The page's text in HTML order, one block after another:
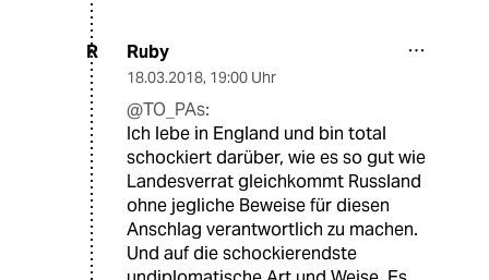
R Ruby
18.03.2018, 19:00 Uhr
@TO_PAs:
Ich lebe in England und bin total
schockiert darüber, wie es so gut wie
Landesverrat gleichkommt Russland
ohne jegliche Beweise für diesen
Anschlag verantwortlich zu machen.
Und auf die schockierendste